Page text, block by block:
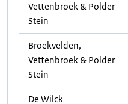
Vettenbroek & Polder
Stein
Broekvelden,
Vettenbroek & Polder
Stein
De Wilck